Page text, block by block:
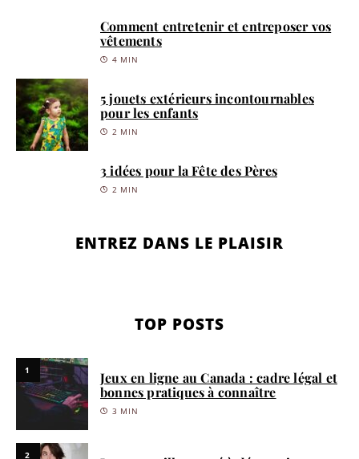
Comment entretenir et entreposer vos
vêtements
4 MIN
5 jouets extérieurs incontournables
pour les enfants
2 MIN
3 idées pour la Fête des Pères
2 MIN
ENTREZ DANS LE PLAISIR
TOP POSTS
1
Jeux en ligne au Canada : cadre légal et
bonnes pratiques à connaître
3 MIN
2